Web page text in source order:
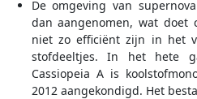
De omgeving van
dan aangenomen, wat doet
niet zo efficiënt zijn in het
stofdeeltjes. In het hete
Cassiopeia A is
2012 aangekondigd. Het